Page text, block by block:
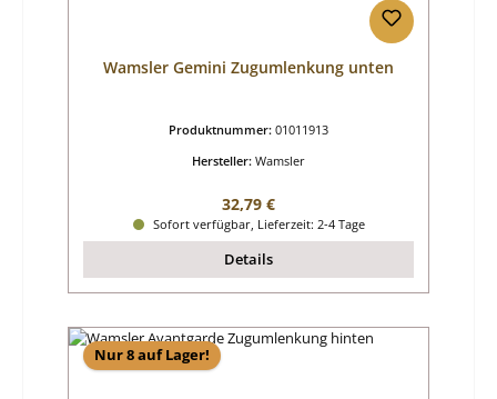
Wamsler Gemini Zugumlenkung unten
Produktnummer: 01011913
Hersteller: Wamsler
Regulärer Preis:
32,79 €
Sofort verfügbar, Lieferzeit: 2-4 Tage
Details
Nur 8 auf Lager!